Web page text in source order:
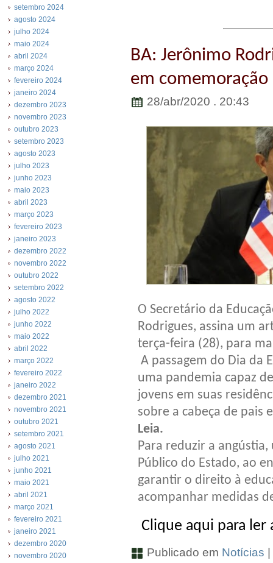
setembro 2024
agosto 2024
julho 2024
maio 2024
abril 2024
março 2024
fevereiro 2024
janeiro 2024
dezembro 2023
novembro 2023
outubro 2023
setembro 2023
agosto 2023
julho 2023
junho 2023
maio 2023
abril 2023
março 2023
fevereiro 2023
janeiro 2023
dezembro 2022
novembro 2022
outubro 2022
setembro 2022
agosto 2022
julho 2022
junho 2022
maio 2022
abril 2022
março 2022
fevereiro 2022
janeiro 2022
dezembro 2021
novembro 2021
outubro 2021
setembro 2021
agosto 2021
julho 2021
junho 2021
maio 2021
abril 2021
março 2021
fevereiro 2021
janeiro 2021
dezembro 2020
novembro 2020
BA: Jerônimo
em comemoração
28/abr/2020 . 20:43
O Secretário da
Rodrigues, assina um
terça-feira (28), para
A passagem do Dia da
uma pandemia capaz
jovens em suas
sobre a cabeça de pais
Leia.
Para reduzir a
Público do Estado, ao
garantir o direito à
acompanhar medidas
Clique aqui para
Publicado em Notícias |